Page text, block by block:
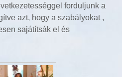
forduljunk a
azt, hogy a szabályokat ,
sajátítsák el és